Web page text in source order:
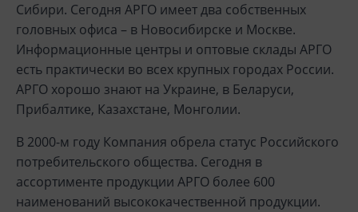
Сибири. Сегодня АРГО имеет два собственных
головных офиса – в Новосибирске и Москве.
Информационные центры и оптовые склады АРГО
есть практически во всех крупных городах России.
АРГО хорошо знают на Украине, в Беларуси,
Прибалтике, Казахстане, Монголии.
В 2000-м году Компания обрела статус Российского
потребительского общества. Сегодня в
ассортименте продукции АРГО более 600
наименований высококачественной продукции.